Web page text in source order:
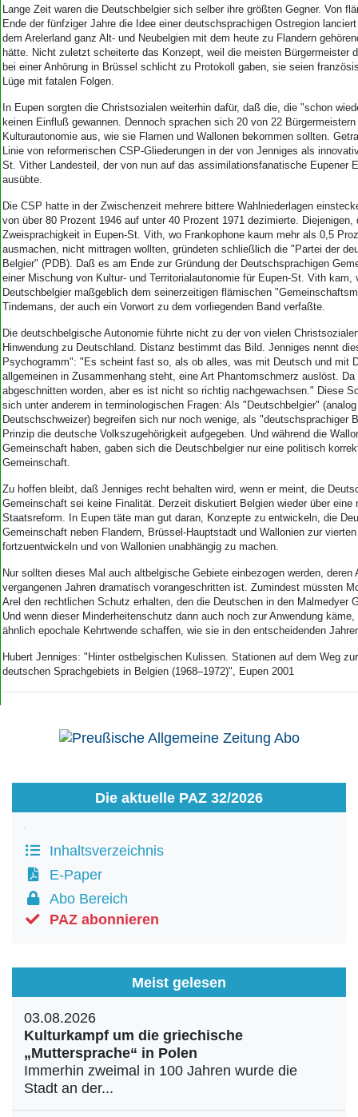
Lange Zeit waren die Deutschbelgier sich selber ihre größten Gegner. Von
Ende der fünfziger Jahre die Idee einer deutschsprachigen Ostregion
dem Arelerland ganz Alt- und Neubelgien mit dem heute zu Flandern
hätte. Nicht zuletzt scheiterte das Konzept, weil die meisten Bürgermeister
bei einer Anhörung in Brüssel schlicht zu Protokoll gaben, sie seien
Lüge mit fatalen Folgen.
In Eupen sorgten die Christsozialen weiterhin dafür, daß die, die "schon
keinen Einfluß gewannen. Dennoch sprachen sich 20 von 22
Kulturautonomie aus, wie sie Flamen und Wallonen bekommen sollten.
Linie von reformerischen CSP-Gliederungen in der von Jenniges als
St. Vither Landesteil, der von nun auf das assimilationsfanatische Eupener
ausübte.
Die CSP hatte in der Zwischenzeit mehrere bittere Wahlniederlagen
von über 80 Prozent 1946 auf unter 40 Prozent 1971 dezimierte. Diejenigen,
Zweisprachigkeit in Eupen-St. Vith, wo Frankophone kaum mehr als 0,5
ausmachen, nicht mittragen wollten, gründeten schließlich die "Partei der
Belgier" (PDB). Daß es am Ende zur Gründung der Deutschsprachigen
einer Mischung von Kultur- und Territorialautonomie für Eupen-St. Vith kam,
Deutschbelgier maßgeblich dem seinerzeitigen flämischen
Tindemans, der auch ein Vorwort zu dem vorliegenden Band verfaßte.
Die deutschbelgische Autonomie führte nicht zu der von vielen
Hinwendung zu Deutschland. Distanz bestimmt das Bild. Jenniges nennt
Psychogramm": "Es scheint fast so, als ob alles, was mit Deutsch und mit
allgemeinen in Zusammenhang steht, eine Art Phantomschmerz auslöst.
abgeschnitten worden, aber es ist nicht so richtig nachgewachsen." Diese
sich unter anderem in terminologischen Fragen: Als "Deutschbelgier"
Deutschschweizer) begreifen sich nur noch wenige, als "deutschsprachiger
Prinzip die deutsche Volkszugehörigkeit aufgegeben. Und während die
Gemeinschaft haben, gaben sich die Deutschbelgier nur eine politisch
Gemeinschaft.
Zu hoffen bleibt, daß Jenniges recht behalten wird, wenn er meint, die
Gemeinschaft sei keine Finalität. Derzeit diskutiert Belgien wieder über eine
Staatsreform. In Eupen täte man gut daran, Konzepte zu entwickeln, die
Gemeinschaft neben Flandern, Brüssel-Hauptstadt und Wallonien zur
fortzuentwickeln und von Wallonien unabhängig zu machen.
Nur sollten dieses Mal auch altbelgische Gebiete einbezogen werden, deren
vergangenen Jahren dramatisch vorangeschritten ist. Zumindest müssten
Arel den rechtlichen Schutz erhalten, den die Deutschen in den Malmedyer
Und wenn dieser Minderheitenschutz dann auch noch zur Anwendung
ähnlich epochale Kehrtwende schaffen, wie sie in den entscheidenden
Hubert Jenniges: "Hinter ostbelgischen Kulissen. Stationen auf dem Weg
deutschen Sprachgebiets in Belgien (1968–1972)", Eupen 2001
Die aktuelle PAZ 32/2026
Inhaltsverzeichnis
E-Paper
Abo Bereich
PAZ abonnieren
Meist gelesen
03.08.2026
Kulturkampf um die griechische
„Muttersprache“ in Polen
Immerhin zweimal in 100 Jahren wurde die
Stadt an der...